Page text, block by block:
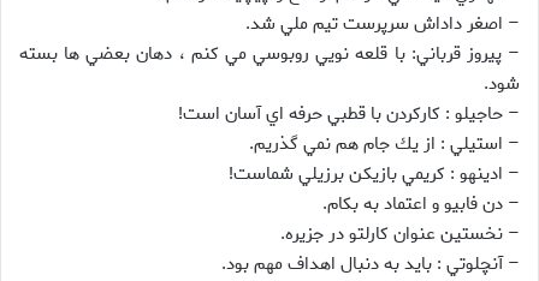
– اصغر داداش سرپرست تيم ملي شد.
– پيروز قرباني: با قلعه نويي روبوسي مي كنم ، دهان بعضي ها بسته
شود.
– حاجيلو : كاركردن با قطبي حرفه اي آسان است!
– استيلي : از يك جام هم نمي گذريم.
– ادينهو : كريمي بازيكن برزيلي شماست!
– دن فابيو و اعتماد به بكام.
– نخستين عنوان كارلتو در جزيره.
– آنچلوتي : بايد به دنبال اهداف مهم بود.